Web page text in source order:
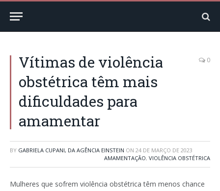
Vítimas de violência
obstétrica têm mais
dificuldades para
amamentar
0
BY GABRIELA CUPANI, DA AGÊNCIA EINSTEIN ON 24 DE MARÇO DE 2023
AMAMENTAÇÃO, VIOLÊNCIA OBSTÉTRICA
Mulheres que sofrem violência obstétrica têm menos chance